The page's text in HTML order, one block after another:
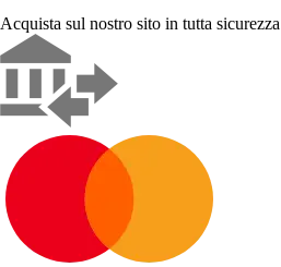
Acquista sul nostro sito in tutta sicurezza